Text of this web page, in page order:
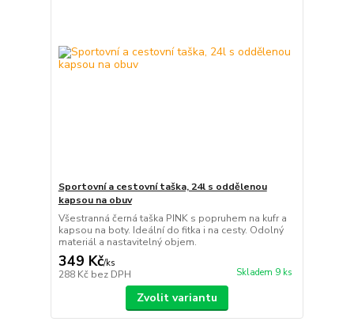
Sportovní a cestovní taška, 24l s oddělenou
kapsou na obuv
Všestranná černá taška PINK s popruhem na kufr a
kapsou na boty. Ideální do fitka i na cesty. Odolný
materiál a nastavitelný objem.
349 Kč/ks
288 Kč bez DPH Skladem 9 ks
Zvolit variantu